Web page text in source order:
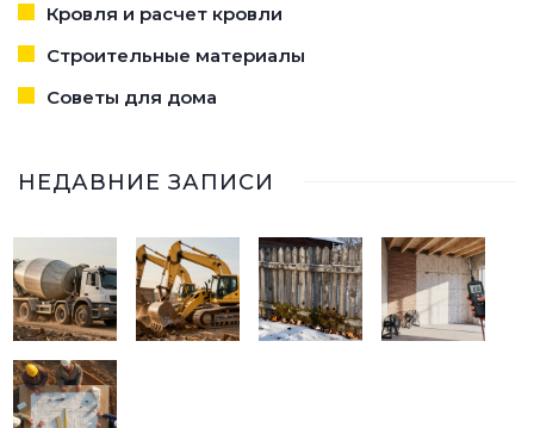
Кровля и расчет кровли
Строительные материалы
Советы для дома
НЕДАВНИЕ ЗАПИСИ